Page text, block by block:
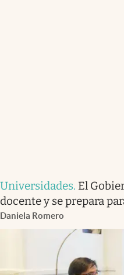
Universidades. El
docente y se prepara
Daniela Romero